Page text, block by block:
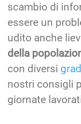
scambio di
essere un
udito anche
della
con diversi
nostri consigli
giornate